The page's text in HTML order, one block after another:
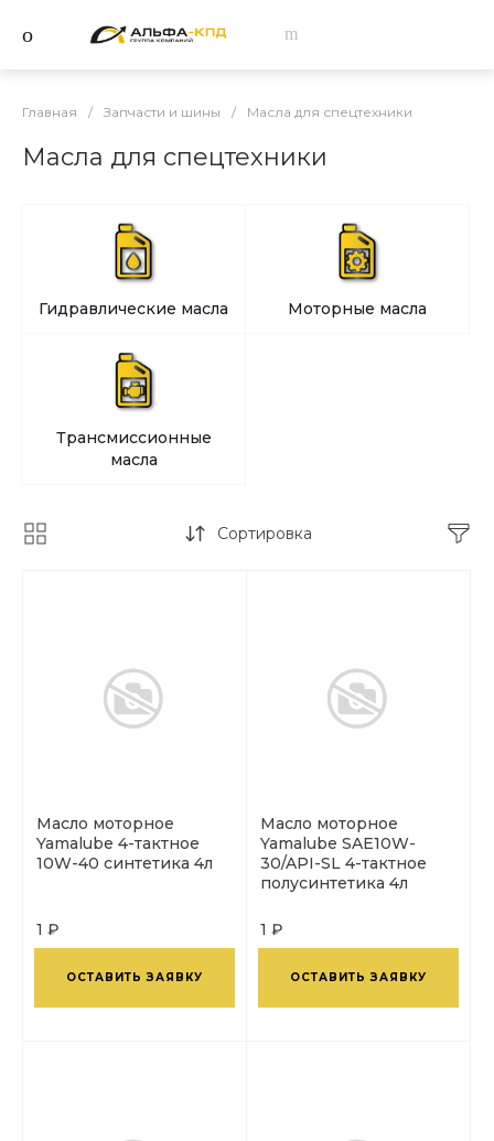
Главная / Запчасти и шины / Масла для спецтехники
Масла для спецтехники
Гидравлические масла Моторные масла
Трансмиссионные
масла
Сортировка
Масло моторное
Yamalube 4-тактное
10W-40 синтетика 4л
1 ₽
ОСТАВИТЬ ЗАЯВКУ
Масло моторное
Yamalube SAE10W-
30/API-SL 4-тактное
полусинтетика 4л
1 ₽
ОСТАВИТЬ ЗАЯВКУ